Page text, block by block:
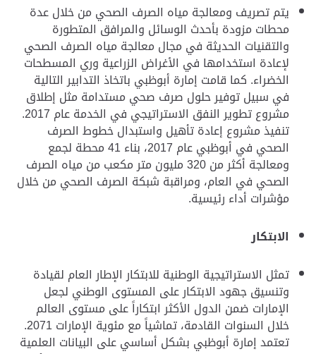
يتم تصريف ومعالجة مياه الصرف الصحي من خلال عدة
محطات مزودة بأحدث الوسائل والمرافق المتطورة
والتقنيات الحديثة في مجال معالجة مياه الصرف الصحي
لإعادة استخدامها في الأغراض الزراعية وري المسطحات
الخضراء. كما قامت إمارة أبوظبي باتخاذ التدابير التالية
في سبيل توفير حلول صرف صحي مستدامة مثل إطلاق
مشروع تطوير النفق الاستراتيجي في الخدمة عام 2017.
تنفيذ مشروع إعادة تأهيل واستبدال خطوط الصرف
الصحي في أبوظبي عام 2017، بناء 41محطة لجمع
ومعالجة أكثر من320مليون متر مكعب من مياه الصرف
الصحي في العام، ومراقبة شبكة الصرف الصحي من خلال
مؤشرات أداء رئيسية.
الابتكار
تمثل الاستراتيجية الوطنية للابتكار الإطار العام لقيادة
وتنسيق جهود الابتكار على المستوى الوطني لجعل
الإمارات ضمن الدول الأكثر ابتكاراً على مستوى العالم
خلال السنوات القادمة، تماشياً مع مئوية الإمارات 2071.
تعتمد إمارة أبوظبي بشكل أساسي على البيانات العلمية